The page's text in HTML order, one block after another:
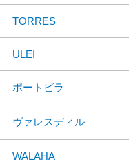
TORRES
ULEI
ポートビラ
ヴァレスディル
WALAHA